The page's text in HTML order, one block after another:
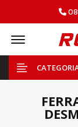
Offcanvas